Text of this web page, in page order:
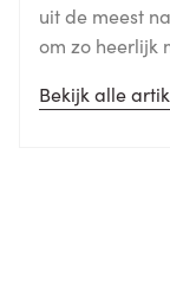
uit de meest
om zo heerlijk
Bekijk alle